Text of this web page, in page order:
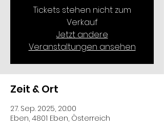
Tickets stehen nicht zum
Verkauf
Jetzt andere
Veranstaltungen ansehen
Zeit & Ort
27. Sep. 2025, 20:00
Eben, 4801 Eben, Österreich